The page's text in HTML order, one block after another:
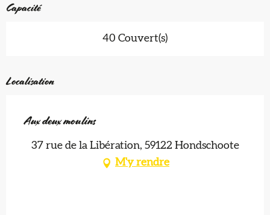
Capacité
40 Couvert(s)
Localisation
Aux deux moulins
37 rue de la Libération, 59122 Hondschoote
M'y rendre